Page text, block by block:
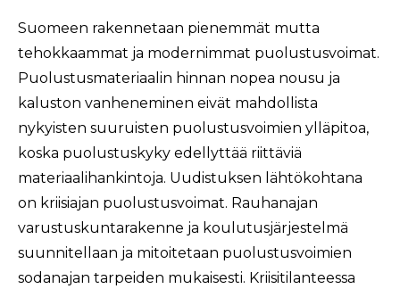
Suomeen rakennetaan pienemmät mutta
tehokkaammat ja modernimmat puolustusvoimat.
Puolustusmateriaalin hinnan nopea nousu ja
kaluston vanheneminen eivät mahdollista
nykyisten suuruisten puolustusvoimien ylläpitoa,
koska puolustuskyky edellyttää riittäviä
materiaalihankintoja. Uudistuksen lähtökohtana
on kriisiajan puolustusvoimat. Rauhanajan
varustuskuntarakenne ja koulutusjärjestelmä
suunnitellaan ja mitoitetaan puolustusvoimien
sodanajan tarpeiden mukaisesti. Kriisitilanteessa